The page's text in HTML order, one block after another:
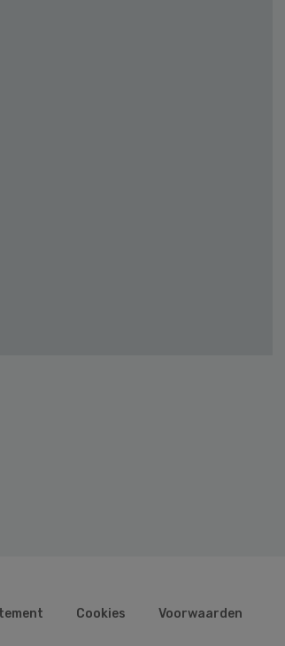
Cookies Voorwaarden